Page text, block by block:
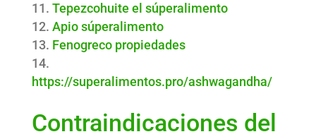
Tepezcohuite el súperalimento
Apio súperalimento
Fenogreco propiedades
https://superalimentos.pro/ashwagandha/
Contraindicaciones del